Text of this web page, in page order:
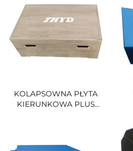
KOLAPSOWNA PŁYTA
KIERUNKOWA PLUS